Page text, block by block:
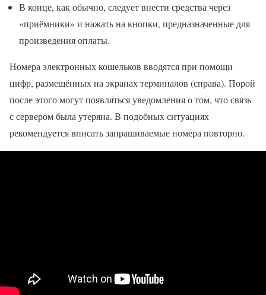
В конце, как обычно, следует внести средства через
«приёмники» и нажать на кнопки, предназначенные для
произведения оплаты.
Номера электронных кошельков вводятся при помощи
цифр, размещённых на экранах терминалов (справа). Порой
после этого могут появляться уведомления о том, что связь
с сервером была утеряна. В подобных ситуациях
рекомендуется вписать запрашиваемые номера повторно.